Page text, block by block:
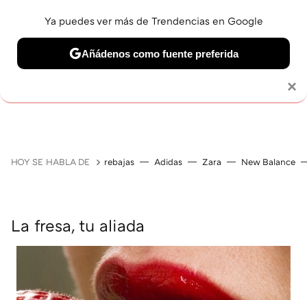
HOY SE HABLA DE rebajas Adidas Zara New Balance
La fresa, tu aliada
×
Ya puedes ver más de Trendencias en Google
Añádenos como fuente preferida